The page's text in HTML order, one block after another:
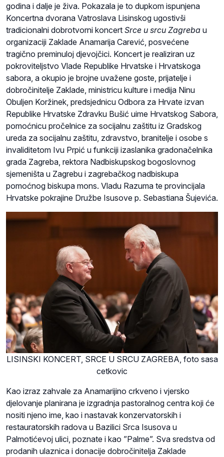
godina i dalje je živa. Pokazala je to dupkom ispunjena
Koncertna dvorana Vatroslava Lisinskog ugostivši
tradicionalni dobrotvorni koncert Srce u srcu Zagreba u
organizaciji Zaklade Anamarija Carević, posvećene
tragično preminuloj djevojčici. Koncert je realiziran uz
pokroviteljstvo Vlade Republike Hrvatske i Hrvatskoga
sabora, a okupio je brojne uvažene goste, prijatelje i
dobročinitelje Zaklade, ministricu kulture i medija Ninu
Obuljen Koržinek, predsjednicu Odbora za Hrvate izvan
Republike Hrvatske Zdravku Bušić uime Hrvatskog Sabora,
pomoćnicu pročelnice za socijalnu zaštitu iz Gradskog
ureda za socijalnu zaštitu, zdravstvo, branitelje i osobe s
invaliditetom Ivu Prpić u funkciji izaslanika gradonačelnika
grada Zagreba, rektora Nadbiskupskog bogoslovnog
sjemeništa u Zagrebu i zagrebačkog nadbiskupa
pomoćnog biskupa mons. Vladu Razuma te provincijala
Hrvatske pokrajine Družbe Isusove p. Sebastiana Šujevića.
LISINSKI KONCERT, SRCE U SRCU ZAGREBA, foto sasa
cetkovic
Kao izraz zahvale za Anamarijino crkveno i vjersko
djelovanje planirana je izgradnja pastoralnog centra koji će
nositi njeno ime, kao i nastavak konzervatorskih i
restauratorskih radova u Bazilici Srca Isusova u
Palmotićevoj ulici, poznate i kao ”Palme”. Sva sredstva od
prodanih ulaznica i donacije dobročinitelja Zaklade